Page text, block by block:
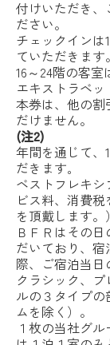
付けいただき、
ださい。
チェックインは
ていただきます。
16～24階の客室
エキストラベッ
本券は、他の
だけません。
(注2)
年間を通じて
だきます｡
ベストフレキ
ビス料、消費
を頂戴します。）
ＢＦＲはその
だいており、
際、ご宿泊当日
クラシック、
ルの３タイプ
ムを除く）。
１枚の当社グ